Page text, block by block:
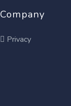
Company
Privacy